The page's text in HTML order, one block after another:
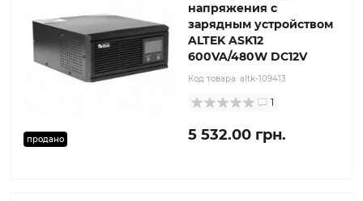
продано
напряжения с
зарядным устройством
ALTEK ASK12
600VA/480W DC12V
Код товара: altk-109413
1
5 532.00 грн.